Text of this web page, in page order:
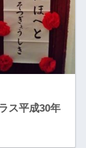
ス平成30年